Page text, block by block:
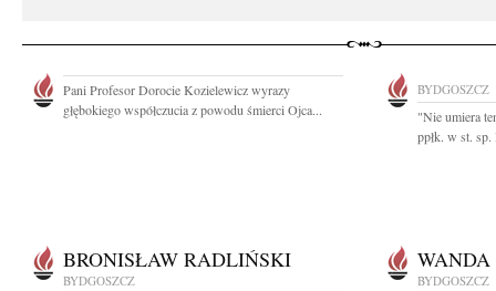
Pani Profesor Dorocie Kozielewicz wyrazy
głębokiego współczucia z powodu śmierci Ojca...
BYDGOSZCZ
"Nie umiera
ppłk. w st. sp.
BRONISŁAW RADLIŃSKI
BYDGOSZCZ BYDGOSZCZ